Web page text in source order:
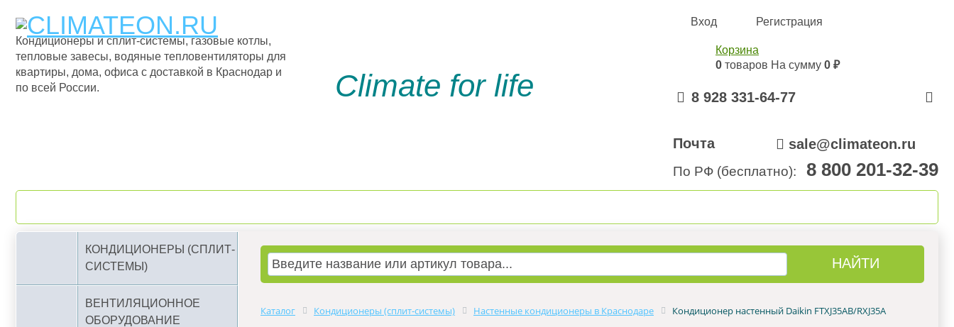
Кондиционеры и сплит-системы, газовые котлы,
тепловые завесы, водяные тепловентиляторы для
квартиры, дома, офиса с доставкой в Краснодар и
по всей России.
Climate for life
Вход Регистрация
Корзина
0 товаров На сумму 0 ₽
8 928 331-64-77
Почта sale@climateon.ru
По РФ (бесплатно): 8 800 201-32-39
КОНДИЦИОНЕРЫ (СПЛИТ-
СИСТЕМЫ)
ВЕНТИЛЯЦИОННОЕ
ОБОРУДОВАНИЕ
Каталог Кондиционеры (сплит-системы) Настенные кондиционеры в Краснодаре Кондиционер настенный Daikin FTXJ35AB/RXJ35A